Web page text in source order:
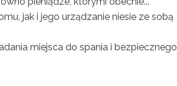
jak i jego urządzanie niesie ze sobą
miejsca do spania i bezpiecznego